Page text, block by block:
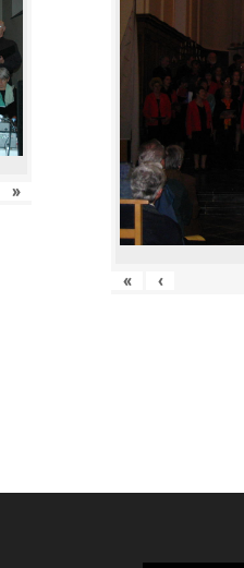
»
« ‹